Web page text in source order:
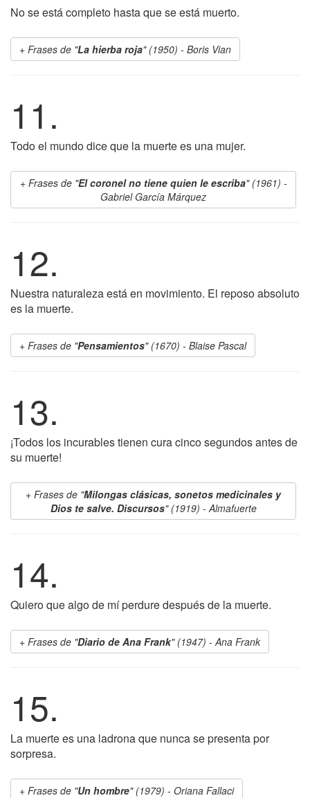
No se está completo hasta que se está muerto.
Frases de "La hierba roja" (1950) - Boris Vian
11.
Todo el mundo dice que la muerte es una mujer.
Frases de "El coronel no tiene quien le escriba" (1961) -
Gabriel García Márquez
12.
Nuestra naturaleza está en movimiento. El reposo absoluto
es la muerte.
Frases de "Pensamientos" (1670) - Blaise Pascal
13.
¡Todos los incurables tienen cura cinco segundos antes de
su muerte!
Frases de "Milongas clásicas, sonetos medicinales y
Dios te salve. Discursos" (1919) - Almafuerte
14.
Quiero que algo de mí perdure después de la muerte.
Frases de "Diario de Ana Frank" (1947) - Ana Frank
15.
La muerte es una ladrona que nunca se presenta por
sorpresa.
Frases de "Un hombre" (1979) - Oriana Fallaci